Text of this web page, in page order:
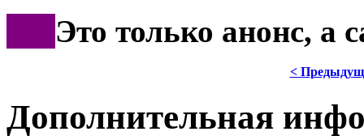
Это только анонс, а
<
Дополнительная